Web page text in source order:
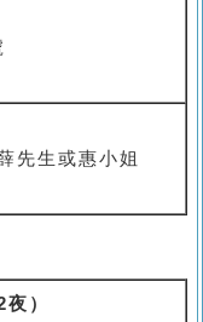
生或惠小姐
）